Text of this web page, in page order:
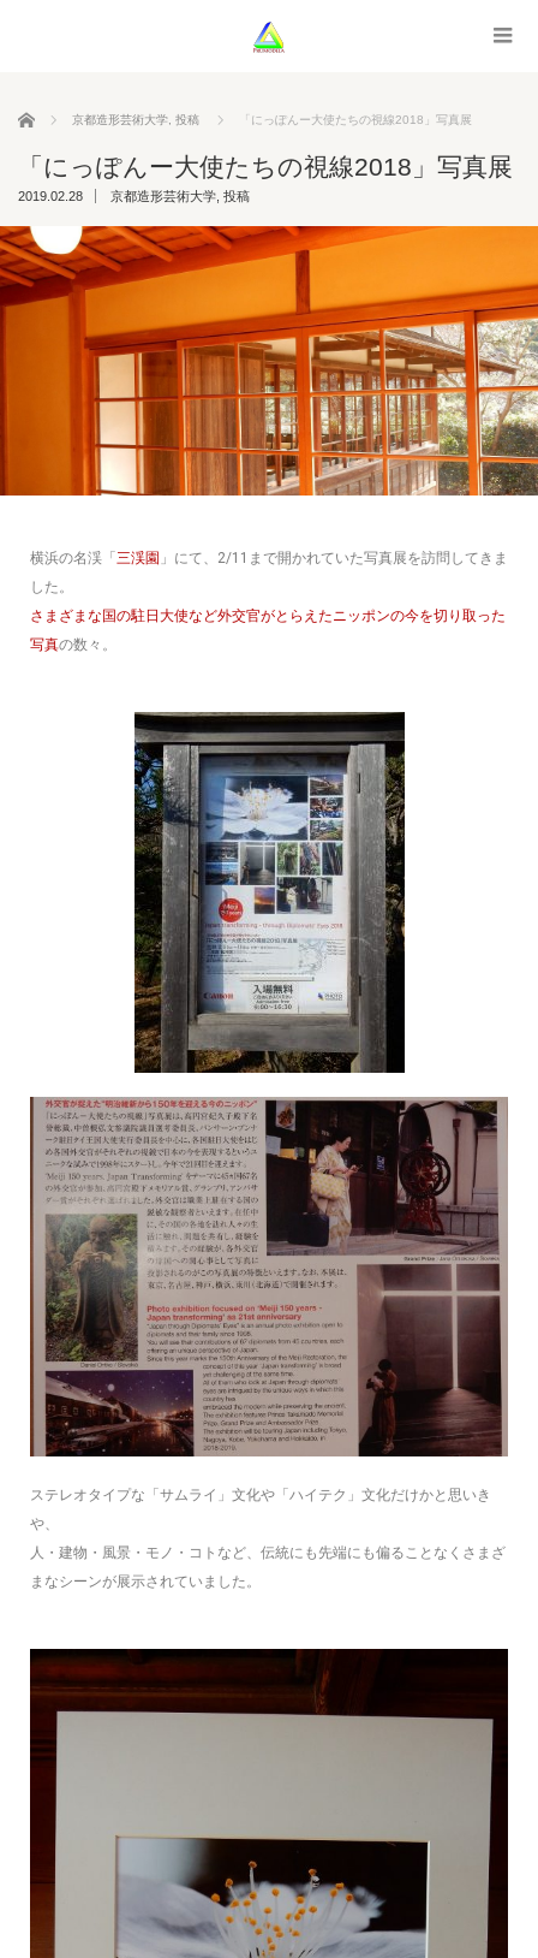
ホーム 京都造形芸術大学 投稿 「にっぽんー大使たちの視線2018」写真展
「にっぽんー大使たちの視線2018」写真展
2019.02.28 京都造形芸術大学 投稿
横浜の名渓「 三渓園 」にて、2/11まで開かれていた写真展を訪問してきま
した。
さまざまな国の駐日大使など外交官がとらえたニッポンの今を切り取った
写真の数々。
ステレオタイプな「サムライ」文化や「ハイテク」文化だけかと思いき
や、
人・建物・風景・モノ・コトなど、伝統にも先端にも偏ることなくさまざ
まなシーンが展示されていました。